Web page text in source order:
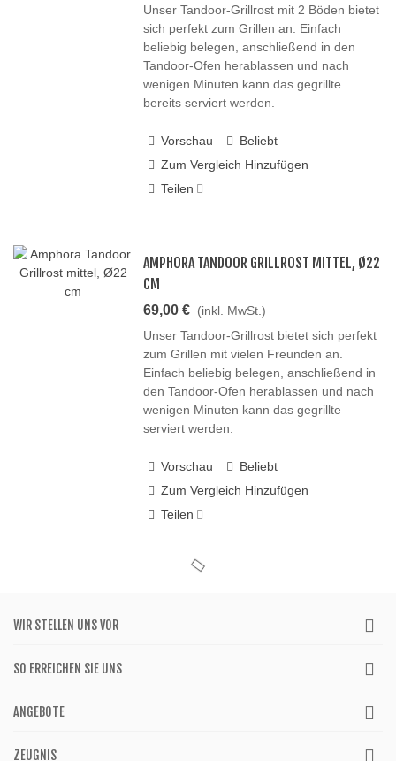
Unser Tandoor-Grillrost mit 2 Böden bietet
sich perfekt zum Grillen an. Einfach
beliebig belegen, anschließend in den
Tandoor-Ofen herablassen und nach
wenigen Minuten kann das gegrillte
bereits serviert werden.
Vorschau
Beliebt
Zum Vergleich Hinzufügen
Teilen
AMPHORA TANDOOR GRILLROST MITTEL, Ø22
CM
69,00 € (inkl. MwSt.)
Unser Tandoor-Grillrost bietet sich perfekt
zum Grillen mit vielen Freunden an.
Einfach beliebig belegen, anschließend in
den Tandoor-Ofen herablassen und nach
wenigen Minuten kann das gegrillte
serviert werden.
Vorschau
Beliebt
Zum Vergleich Hinzufügen
Teilen
WIR STELLEN UNS VOR
SO ERREICHEN SIE UNS
ANGEBOTE
ZEUGNIS